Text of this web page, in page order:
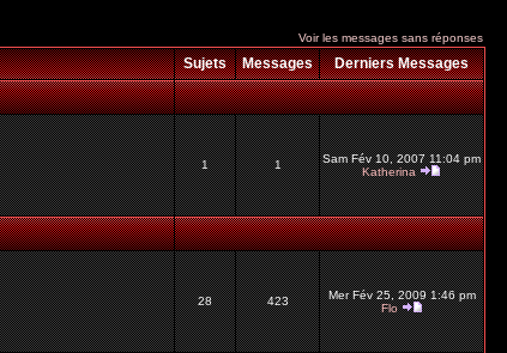
Voir les messages sans réponses
Sujets Messages
Derniers Messages
1 1
Sam Fév 10, 2007 11:04 pm
Katherina
28 423
Mer Fév 25, 2009 1:46 pm
Flo